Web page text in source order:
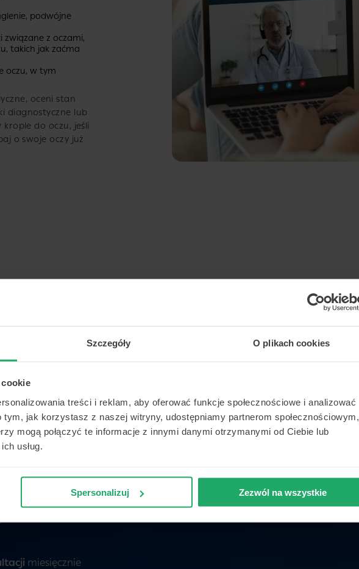
Szczegóły O plikach cookies
treści i reklam, aby oferować funkcje społecznościowe i analizować
jak korzystasz z naszej witryny, udostępniamy partnerom społecznościowym,
mogą połączyć te informacje z innymi danymi otrzymanymi od Ciebie lub
usług.
Spersonalizuj Zezwól na wszystkie
podwójne
związane z oczami,
takich jak zaćma
oczu, w tym
oceni stan
diagnostyczne lub
do oczu, jeśli
o swoje oczy już
miesięcznie